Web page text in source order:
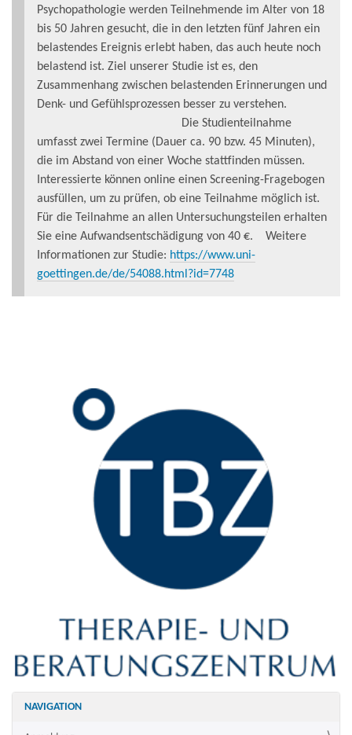
Psychopathologie werden Teilnehmende im Alter von 18
bis 50 Jahren gesucht, die in den letzten fünf Jahren ein
belastendes Ereignis erlebt haben, das auch heute noch
belastend ist. Ziel unserer Studie ist es, den
Zusammenhang zwischen belastenden Erinnerungen und
Denk- und Gefühlsprozessen besser zu verstehen.
Die Studienteilnahme
umfasst zwei Termine (Dauer ca. 90 bzw. 45 Minuten),
die im Abstand von einer Woche stattfinden müssen.
Interessierte können online einen Screening-Fragebogen
ausfüllen, um zu prüfen, ob eine Teilnahme möglich ist.
Für die Teilnahme an allen Untersuchungsteilen erhalten
Sie eine Aufwandsentschädigung von 40 €. Weitere
Informationen zur Studie: https://www.uni-
goettingen.de/de/54088.html?id=7748
NAVIGATION